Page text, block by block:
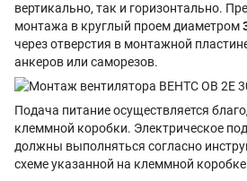
вертикально, так и горизонтально.
монтажа в круглый проем диаметром
через отверстия в монтажной
анкеров или саморезов.
Подача питание осуществляется
клеммной коробки. Электрическое
должны выполняться согласно
схеме указанной на клеммной